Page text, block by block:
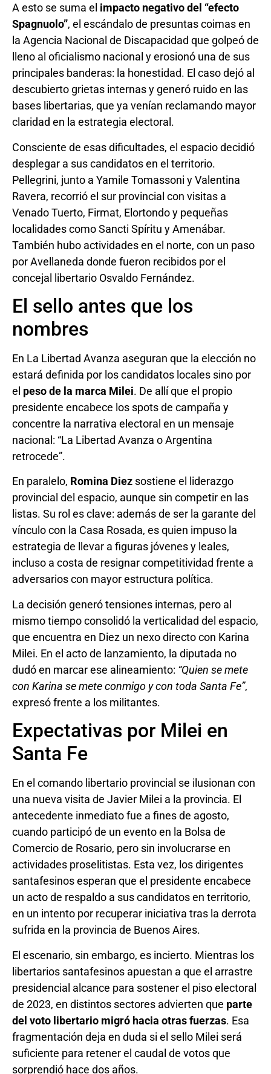
A esto se suma el impacto negativo del “efecto
Spagnuolo”, el escándalo de presuntas coimas en
la Agencia Nacional de Discapacidad que golpeó de
lleno al oficialismo nacional y erosionó una de sus
principales banderas: la honestidad. El caso dejó al
descubierto grietas internas y generó ruido en las
bases libertarias, que ya venían reclamando mayor
claridad en la estrategia electoral.
Consciente de esas dificultades, el espacio decidió
desplegar a sus candidatos en el territorio.
Pellegrini, junto a Yamile Tomassoni y Valentina
Ravera, recorrió el sur provincial con visitas a
Venado Tuerto, Firmat, Elortondo y pequeñas
localidades como Sancti Spíritu y Amenábar.
También hubo actividades en el norte, con un paso
por Avellaneda donde fueron recibidos por el
concejal libertario Osvaldo Fernández.
El sello antes que los
nombres
En La Libertad Avanza aseguran que la elección no
estará definida por los candidatos locales sino por
el peso de la marca Milei. De allí que el propio
presidente encabece los spots de campaña y
concentre la narrativa electoral en un mensaje
nacional: “La Libertad Avanza o Argentina
retrocede”.
En paralelo, Romina Diez sostiene el liderazgo
provincial del espacio, aunque sin competir en las
listas. Su rol es clave: además de ser la garante del
vínculo con la Casa Rosada, es quien impuso la
estrategia de llevar a figuras jóvenes y leales,
incluso a costa de resignar competitividad frente a
adversarios con mayor estructura política.
La decisión generó tensiones internas, pero al
mismo tiempo consolidó la verticalidad del espacio,
que encuentra en Diez un nexo directo con Karina
Milei. En el acto de lanzamiento, la diputada no
dudó en marcar ese alineamiento: “Quien se mete
con Karina se mete conmigo y con toda Santa Fe”,
expresó frente a los militantes.
Expectativas por Milei en
Santa Fe
En el comando libertario provincial se ilusionan con
una nueva visita de Javier Milei a la provincia. El
antecedente inmediato fue a fines de agosto,
cuando participó de un evento en la Bolsa de
Comercio de Rosario, pero sin involucrarse en
actividades proselitistas. Esta vez, los dirigentes
santafesinos esperan que el presidente encabece
un acto de respaldo a sus candidatos en territorio,
en un intento por recuperar iniciativa tras la derrota
sufrida en la provincia de Buenos Aires.
El escenario, sin embargo, es incierto. Mientras los
libertarios santafesinos apuestan a que el arrastre
presidencial alcance para sostener el piso electoral
de 2023, en distintos sectores advierten que parte
del voto libertario migró hacia otras fuerzas. Esa
fragmentación deja en duda si el sello Milei será
suficiente para retener el caudal de votos que
sorprendió hace dos años.